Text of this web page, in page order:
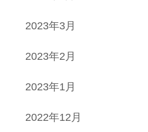
2023年3月
2023年2月
2023年1月
2022年12月